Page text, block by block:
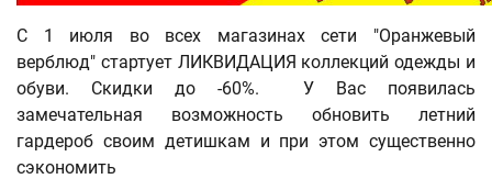
С 1 июля во всех магазинах сети "Оранжевый
верблюд" стартует ЛИКВИДАЦИЯ коллекций одежды и
обуви. Скидки до -60%. У Вас появилась
замечательная возможность обновить летний
гардероб своим детишкам и при этом существенно
сэкономить